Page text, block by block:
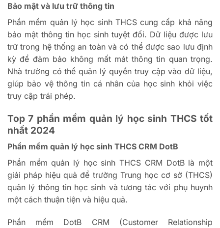
Bảo mật và lưu trữ thông tin
Phần mềm quản lý học sinh THCS cung cấp khả năng
bảo mật thông tin học sinh tuyệt đối. Dữ liệu được lưu
trữ trong hệ thống an toàn và có thể được sao lưu định
kỳ để đảm bảo không mất mát thông tin quan trọng.
Nhà trường có thể quản lý quyền truy cập vào dữ liệu,
giúp bảo vệ thông tin cá nhân của học sinh khỏi việc
truy cập trái phép.
Top 7 phần mềm quản lý học sinh THCS tốt
nhất 2024
Phần mềm quản lý học sinh THCS CRM DotB
Phần mềm quản lý học sinh THCS CRM DotB là một
giải pháp hiệu quả để trường Trung học cơ sở (THCS)
quản lý thông tin học sinh và tương tác với phụ huynh
một cách thuận tiện và hiệu quả.
Phần mềm DotB CRM (Customer Relationship